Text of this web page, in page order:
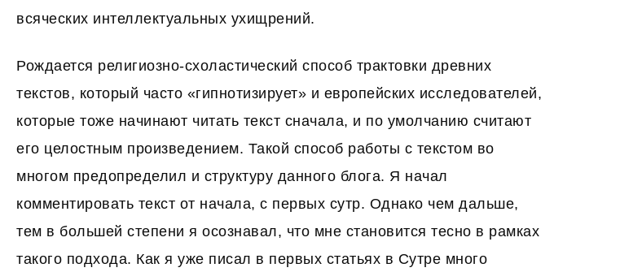
всяческих интеллектуальных ухищрений.
Рождается религиозно-схоластический способ трактовки древних
текстов, который часто «гипнотизирует» и европейских исследователей,
которые тоже начинают читать текст сначала, и по умолчанию считают
его целостным произведением. Такой способ работы с текстом во
многом предопределил и структуру данного блога. Я начал
комментировать текст от начала, с первых сутр. Однако чем дальше,
тем в большей степени я осознавал, что мне становится тесно в рамках
такого подхода. Как я уже писал в первых статьях в Сутре много